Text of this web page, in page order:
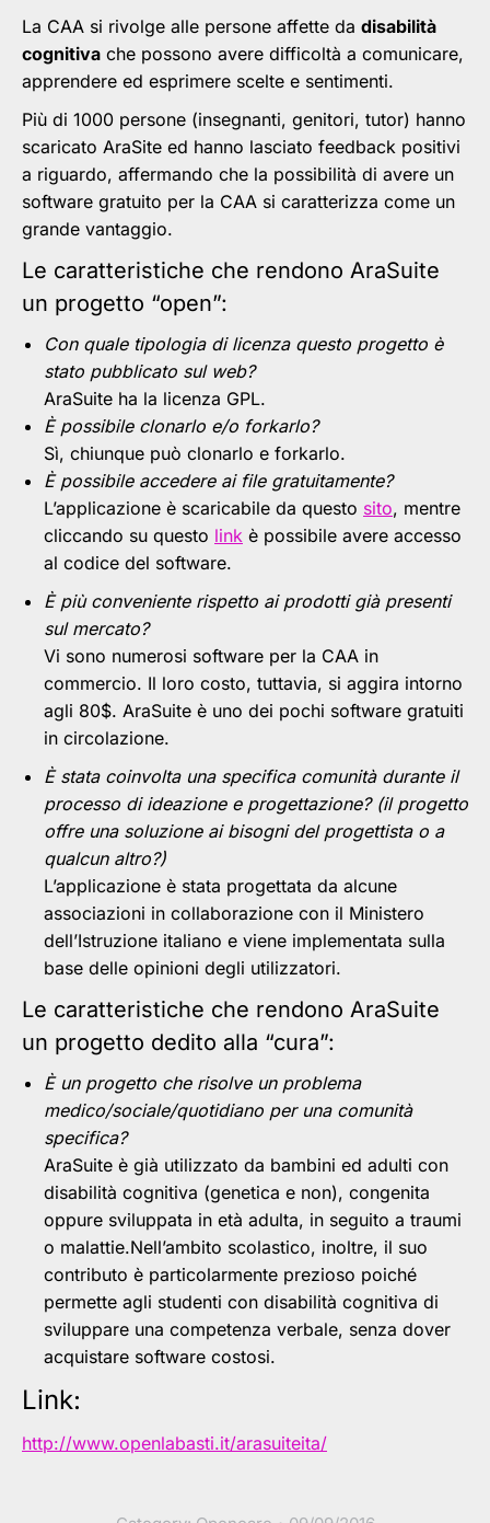
La CAA si rivolge alle persone affette da disabilità
cognitiva che possono avere difficoltà a comunicare,
apprendere ed esprimere scelte e sentimenti.
Più di 1000 persone (insegnanti, genitori, tutor) hanno
scaricato AraSite ed hanno lasciato feedback positivi
a riguardo, affermando che la possibilità di avere un
software gratuito per la CAA si caratterizza come un
grande vantaggio.
Le caratteristiche che rendono AraSuite
un progetto “open”:
Con quale tipologia di licenza questo progetto è
stato pubblicato sul web?
AraSuite ha la licenza GPL.
È possibile clonarlo e/o forkarlo?
Sì, chiunque può clonarlo e forkarlo.
È possibile accedere ai file gratuitamente?
L’applicazione è scaricabile da questo sito, mentre
cliccando su questo link è possibile avere accesso
al codice del software.
È più conveniente rispetto ai prodotti già presenti
sul mercato?
Vi sono numerosi software per la CAA in
commercio. Il loro costo, tuttavia, si aggira intorno
agli 80$. AraSuite è uno dei pochi software gratuiti
in circolazione.
È stata coinvolta una specifica comunità durante il
processo di ideazione e progettazione? (il progetto
offre una soluzione ai bisogni del progettista o a
qualcun altro?)
L’applicazione è stata progettata da alcune
associazioni in collaborazione con il Ministero
dell’Istruzione italiano e viene implementata sulla
base delle opinioni degli utilizzatori.
Le caratteristiche che rendono AraSuite
un progetto dedito alla “cura”:
È un progetto che risolve un problema
medico/sociale/quotidiano per una comunità
specifica?
AraSuite è già utilizzato da bambini ed adulti con
disabilità cognitiva (genetica e non), congenita
oppure sviluppata in età adulta, in seguito a traumi
o malattie.Nell’ambito scolastico, inoltre, il suo
contributo è particolarmente prezioso poiché
permette agli studenti con disabilità cognitiva di
sviluppare una competenza verbale, senza dover
acquistare software costosi.
Link:
http://www.openlabasti.it/arasuiteita/